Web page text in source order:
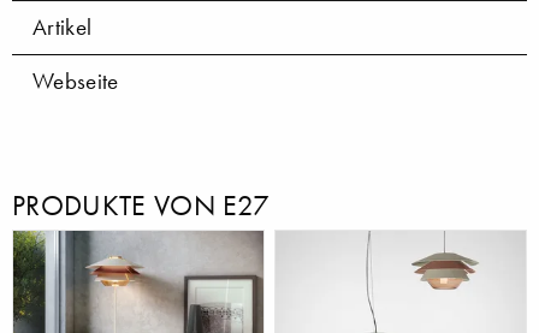
Artikel
Webseite
PRODUKTE VON E27